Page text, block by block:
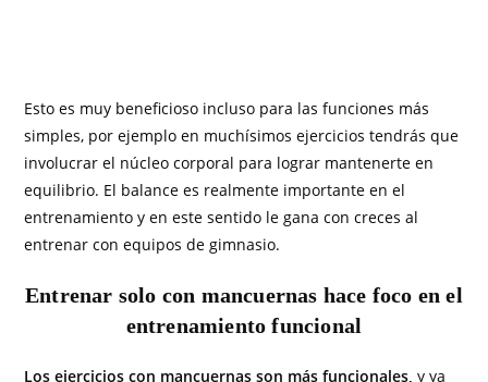
Esto es muy beneficioso incluso para las funciones más
simples, por ejemplo en muchísimos ejercicios tendrás que
involucrar el núcleo corporal para lograr mantenerte en
equilibrio. El balance es realmente importante en el
entrenamiento y en este sentido le gana con creces al
entrenar con equipos de gimnasio.
Entrenar solo con mancuernas hace foco en el
entrenamiento funcional
Los ejercicios con mancuernas son más funcionales,y ya